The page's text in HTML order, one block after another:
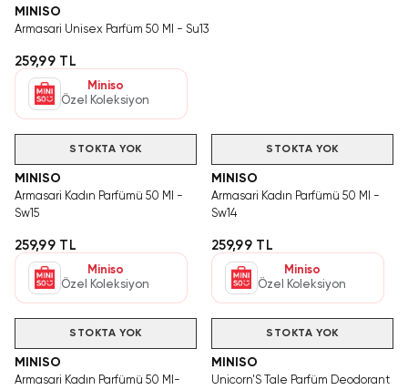
MINISO
Armasari Unisex Parfüm 50 Ml - Su13
259,99 TL
Miniso
Özel Koleksiyon
STOKTA YOK
MINISO
Armasari Kadın Parfümü 50 Ml -
Sw15
259,99 TL
Miniso
Özel Koleksiyon
STOKTA YOK
MINISO
Armasari Kadın Parfümü 50 Ml -
Sw14
259,99 TL
Miniso
Özel Koleksiyon
STOKTA YOK
MINISO
Armasari Kadın Parfümü 50 Ml-
STOKTA YOK
MINISO
Unicorn'S Tale Parfüm Deodorant